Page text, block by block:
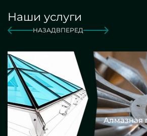
Наши услуги
НАЗАДВПЕРЕД
Алмазная гравировка